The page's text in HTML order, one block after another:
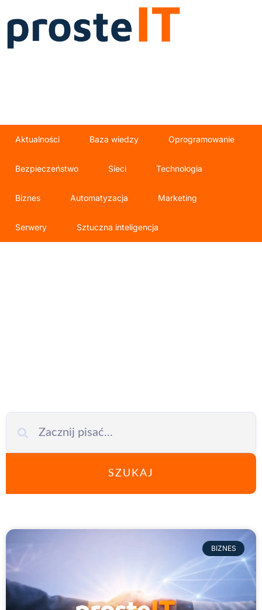
Aktualności Baza wiedzy Oprogramowanie
Bezpieczeństwo Sieci Technologia
Biznes Automatyzacja Marketing
Serwery Sztuczna inteligencja
SZUKAJ
BIZNES